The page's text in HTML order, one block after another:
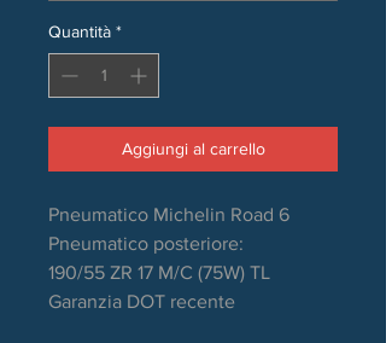
Quantità *
Aggiungi al carrello
Pneumatico Michelin Road 6
Pneumatico posteriore:
190/55 ZR 17 M/C (75W) TL
Garanzia DOT recente